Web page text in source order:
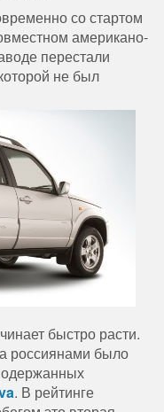
со стартом
американо-
перестали
не был
быстро расти.
россиянами было
. В рейтинге